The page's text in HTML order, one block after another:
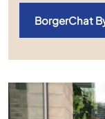
BorgerChat